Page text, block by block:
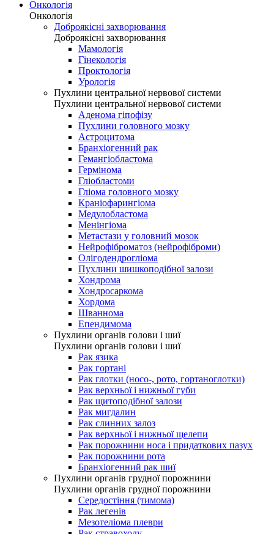
Онкологія
Онкологія
Доброякісні захворювання
Доброякісні захворювання
Мамологія
Гінекологія
Проктологія
Урологія
Пухлини центральної нервової системи
Пухлини центральної нервової системи
Аденома гіпофізу
Пухлини головного мозку
Астроцитома
Бранхіогенний рак
Гемангіобластома
Гермінома
Гліобластоми
Гліома головного мозку
Краніофарингіома
Медулобластома
Менінгіома
Метастази у головний мозок
Нейрофіброматоз (нейрофіброми)
Олігодендрогліома
Пухлини шишкоподібної залози
Хондрома
Хондросаркома
Хордома
Шваннома
Епендимома
Пухлини органів голови і шиї
Пухлини органів голови і шиї
Рак язика
Рак гортані
Рак глотки (носо-, рото, гортаноглотки)
Рак верхньої і нижньої губи
Рак щитоподібної залози
Рак мигдалин
Рак слинних залоз
Рак верхньої і нижньої щелепи
Рак порожнини носа і придаткових пазух
Рак порожнини рота
Бранхіогенний рак шиї
Пухлини органів грудної порожнини
Пухлини органів грудної порожнини
Середостіння (тимома)
Рак легенів
Мезотеліома плеври